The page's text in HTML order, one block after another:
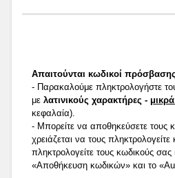
Απαιτούνται κωδικοί πρόσβασης
- Παρακαλούμε πληκτρολογήστε
με λατινικούς χαρακτήρες -
κεφαλαία).
- Μπορείτε να αποθηκεύσετε τους
χρειάζεται να τους
πληκτρολογείτε τους κωδικούς σας
«Αποθήκευση κωδικών» και το